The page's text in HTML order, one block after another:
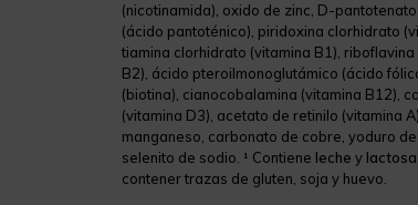
(nicotinamida), oxido de zinc, D-
(ácido pantoténico), piridoxina clorhidrato
tiamina clorhidrato (vitamina B1), riboflavina
B2), ácido pteroilmonoglutámico (ácido
(biotina), cianocobalamina (vitamina B12),
(vitamina D3), acetato de retinilo (vitamina
manganeso, carbonato de cobre, yoduro de
selenito de sodio. ¹ Contiene leche y lactosa
contener trazas de gluten, soja y huevo.